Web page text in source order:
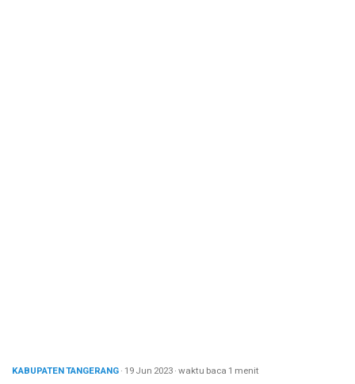
KABUPATEN TANGERANG· 19 Jun 2023·waktu baca 1 menit